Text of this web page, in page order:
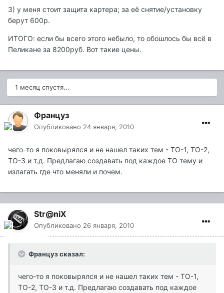
3) у меня стоит защита картера; за её снятие/установку
берут 600р.
ИТОГО: если бы всего этого небыло, то обошлось бы всё в
Пеликане за 8200руб. Вот такие цены.
1 месяц спустя...
Француз
Опубликовано 24 января, 2010
чего-то я поковырялся и не нашел таких тем - ТО-1, ТО-2,
ТО-3 и т.д. Предлагаю создавать под каждое ТО тему и
излагать где что меняли и почем.
Str@niX
Опубликовано 26 января, 2010
Француз сказал:
чего-то я поковырялся и не нашел таких тем - ТО-1,
ТО-2, ТО-3 и т.д. Предлагаю создавать под каждое